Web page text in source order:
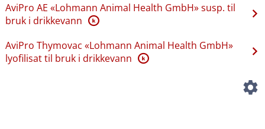
AviPro AE «Lohmann Animal Health GmbH» susp. til
bruk i drikkevann K
AviPro Thymovac «Lohmann Animal Health GmbH»
lyofilisat til bruk i drikkevann K